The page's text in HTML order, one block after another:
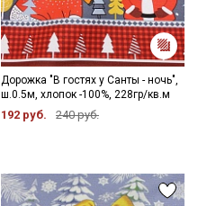
Дорожка "В гостях у Санты - ночь",
ш.0.5м, хлопок -100%, 228гр/кв.м
192 руб. 240 руб.